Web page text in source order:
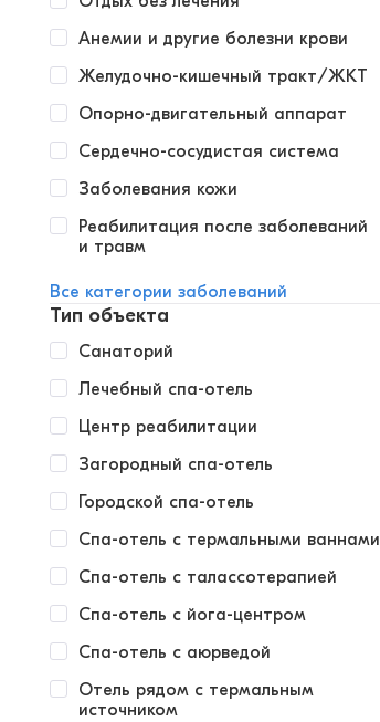
Анемии и другие болезни крови
Желудочно-кишечный тракт/ЖКТ
Опорно-двигательный аппарат
Сердечно-сосудистая система
Заболевания кожи
Реабилитация после заболеваний
и травм
Все категории заболеваний
Тип объекта
Санаторий
Лечебный спа-отель
Центр реабилитации
Загородный спа-отель
Городской спа-отель
Спа-отель с термальными ваннами
Спа-отель с талассотерапией
Спа-отель с йога-центром
Спа-отель с аюрведой
Отель рядом с термальным
источником